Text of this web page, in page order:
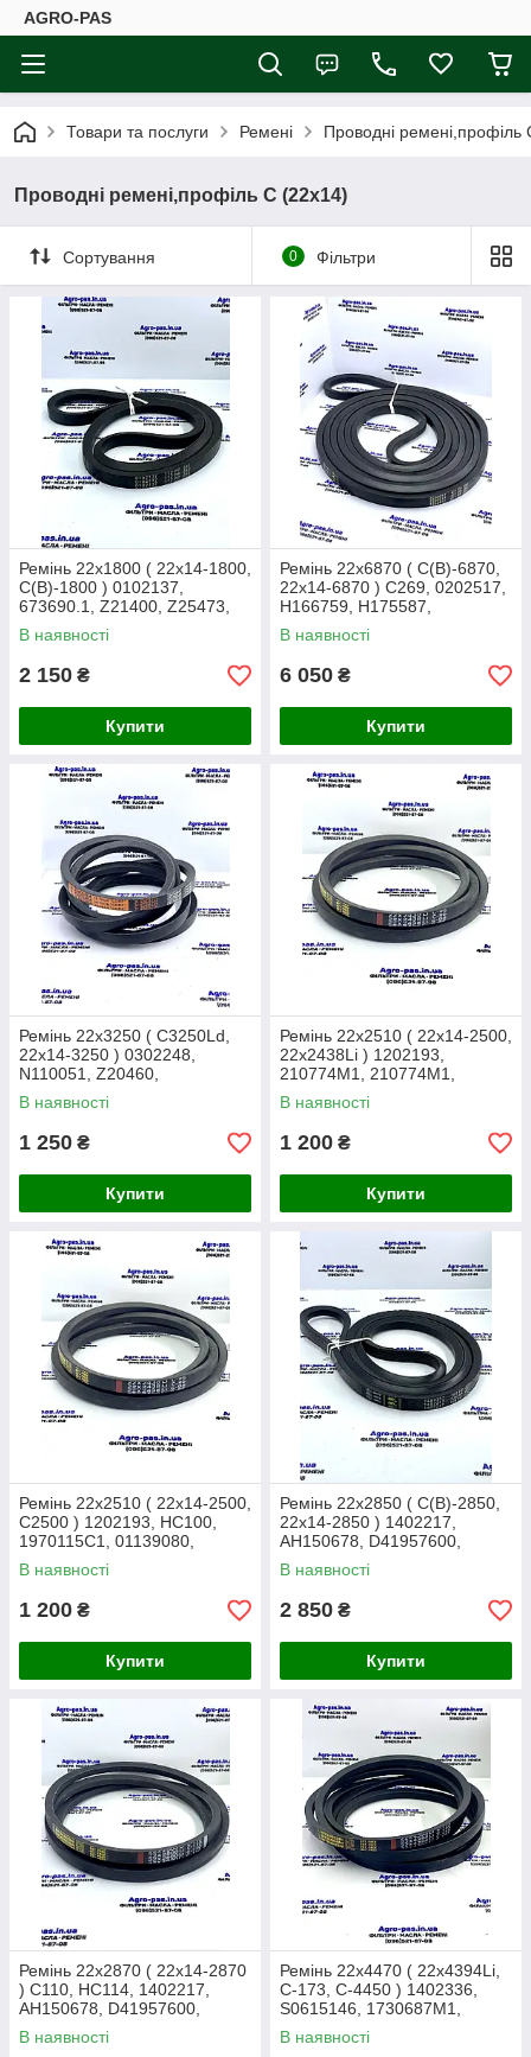
AGRO-PAS
Товари та послуги Ремені Проводні ремені,профіль
Проводні ремені,профіль C (22x14)
Сортування 0 Фільтри
Ремінь 22x1800 ( 22x14-1800,
С(В)-1800 ) 0102137,
673690.1, Z21400, Z25473,
80422725, 340433413,
619317M1
В наявності
2 150 ₴
Купити
Ремінь 22x6870 ( С(В)-6870,
22x14-6870 ) C269, 0202517,
H166759, H175587,
AP1000857, HXE82335,
1033813M1
В наявності
6 050 ₴
Купити
Ремінь 22x3250 ( C3250Ld,
22x14-3250 ) 0302248,
N110051, Z20460,
D41988000, S0615133,
621587M1, 80422731
В наявності
1 250 ₴
Купити
Ремінь 22x2510 ( 22x14-2500,
22x2438Li ) 1202193,
210774M1, 210774M1,
403677M1, 787237M1 (
Massey Ferguson )
В наявності
1 200 ₴
Купити
Ремінь 22x2510 ( 22x14-2500,
C2500 ) 1202193, HC100,
1970115C1, 01139080,
4255643332, S0615163,
84817621
В наявності
1 200 ₴
Купити
Ремінь 22x2850 ( С(В)-2850,
22x14-2850 ) 1402217,
AH150678, D41957600,
1731014M1, AG18810W,
AP1002892
В наявності
2 850 ₴
Купити
Ремінь 22x2870 ( 22x14-2870
) C110, HC114, 1402217,
AH150678, D41957600,
1731014M1, AG18810W,
AP1002892
В наявності
Ремінь 22x4470 ( 22x4394Li,
C-173, C-4450 ) 1402336,
S0615146, 1730687M1,
D41956500, 061872.0,
564728R1
В наявності